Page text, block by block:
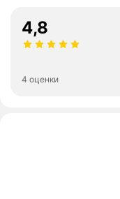
4,8
4 оценки